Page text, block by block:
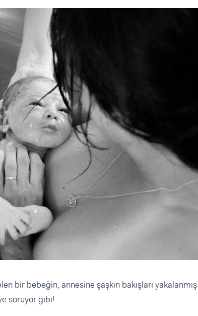
bir bebeğin, annesine şaşkın bakışları
soruyor gibi!